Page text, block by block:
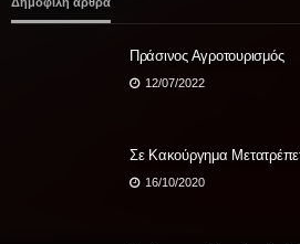
Πράσινος Αγροτουρισμός
12/07/2022
Σε Κακούργημα
16/10/2020